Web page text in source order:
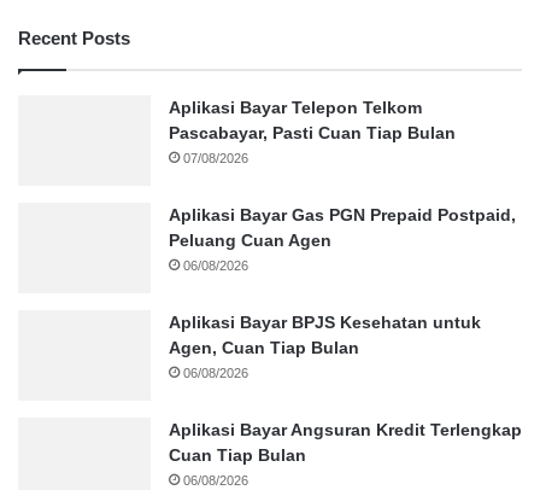
Recent Posts
Aplikasi Bayar Telepon Telkom
Pascabayar, Pasti Cuan Tiap Bulan
07/08/2026
Aplikasi Bayar Gas PGN Prepaid Postpaid,
Peluang Cuan Agen
06/08/2026
Aplikasi Bayar BPJS Kesehatan untuk
Agen, Cuan Tiap Bulan
06/08/2026
Aplikasi Bayar Angsuran Kredit Terlengkap
Cuan Tiap Bulan
06/08/2026